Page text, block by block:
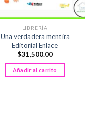
LIBRERÍA
Una verdadera mentira
Editorial Enlace
$31,500.00
Añadir al carrito